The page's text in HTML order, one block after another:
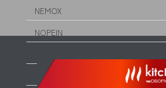
NEMOX
NOPEIN
NUOVA SIMONELLI